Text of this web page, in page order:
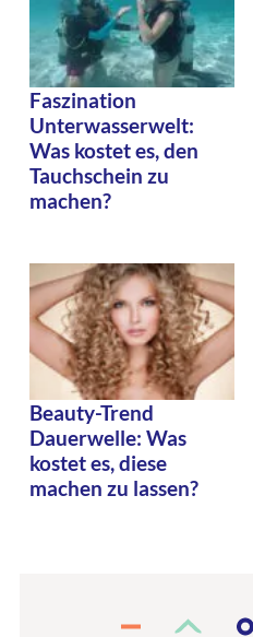
Faszination
Unterwasserwelt:
Was kostet es, den
Tauchschein zu
machen?
Beauty-Trend
Dauerwelle: Was
kostet es, diese
machen zu lassen?